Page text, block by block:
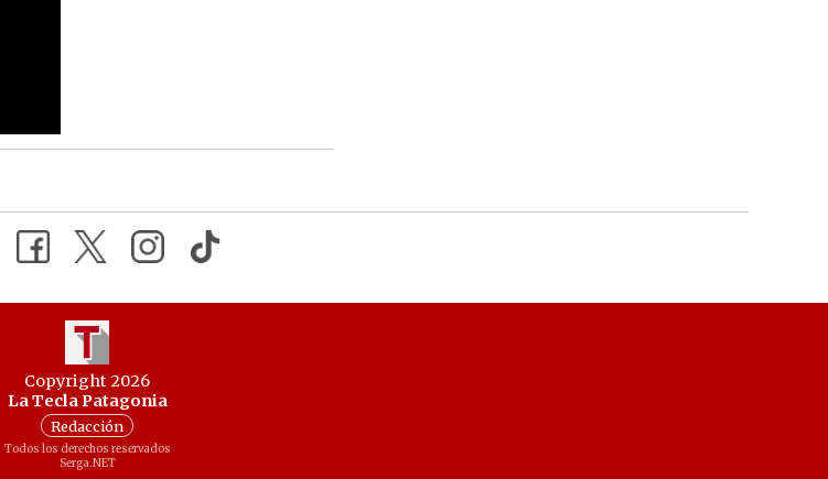
Copyright 2026
La Tecla Patagonia
Redacción
Todos los derechos reservados
Serga.NET